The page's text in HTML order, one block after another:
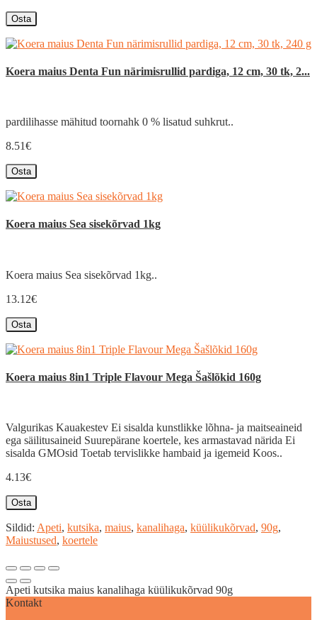
Osta
Koera maius Denta Fun närimisrullid pardiga, 12 cm, 30 tk, 2...
pardilihasse mähitud toornahk 0 % lisatud suhkrut..
8.51€
Osta
Koera maius Sea sisekõrvad 1kg
Koera maius Sea sisekõrvad 1kg..
13.12€
Osta
Koera maius 8in1 Triple Flavour Mega Šašlõkid 160g
Valgurikas Kauakestev Ei sisalda kunstlikke lõhna- ja maitseaineid
ega säilitusaineid Suurepärane koertele, kes armastavad närida Ei
sisalda GMOsid Toetab tervislikke hambaid ja igemeid Koos..
4.13€
Osta
Sildid: Apeti, kutsika, maius, kanalihaga, küülikukõrvad, 90g,
Maiustused, koertele
Apeti kutsika maius kanalihaga küülikukõrvad 90g
Kontakt